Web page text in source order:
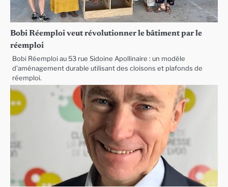
Bobi Réemploi veut révolutionner le bâtiment par le
réemploi
Bobi Réemploi au 53 rue Sidoine Apollinaire : un modèle
d’aménagement durable utilisant des cloisons et plafonds de
réemploi.